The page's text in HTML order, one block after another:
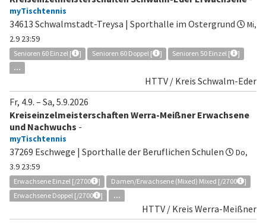
myTischtennis
34613 Schwalmstadt-Treysa | Sporthalle im Ostergrund
Mi,
2.9 23:59
Senioren 60 Einzel [ ] Senioren 60 Doppel [ ] Senioren 50 Einzel [
]
...
HTTV / Kreis Schwalm-Eder
Fr, 4.9. – Sa, 5.9.2026
Kreiseinzelmeisterschaften Werra-Meißner Erwachsene
und Nachwuchs -
myTischtennis
37269 Eschwege | Sporthalle der Beruflichen Schulen
Do,
3.9 23:59
Erwachsene Einzel [/2700 ] Damen/Erwachsene (Mixed) Mixed [/2700
]
Erwachsene Doppel [/2700
] ...
HTTV / Kreis Werra-Meißner